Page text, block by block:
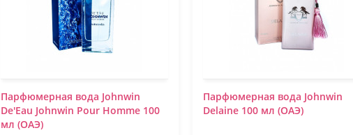
Парфюмерная вода Johnwin
De'Eau Johnwin Pour Homme 100
мл (ОАЭ)
Парфюмерная вода Johnwin
Delaine 100 мл (ОАЭ)